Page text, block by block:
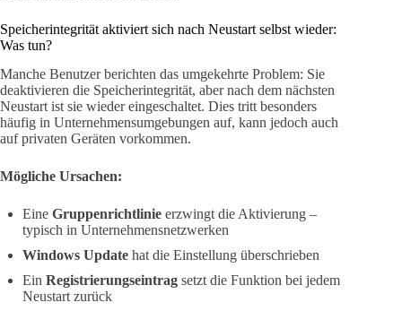
Speicherintegrität aktiviert sich nach Neustart selbst wieder:
Was tun?
Manche Benutzer berichten das umgekehrte Problem: Sie
deaktivieren die Speicherintegrität, aber nach dem nächsten
Neustart ist sie wieder eingeschaltet. Dies tritt besonders
häufig in Unternehmensumgebungen auf, kann jedoch auch
auf privaten Geräten vorkommen.
Mögliche Ursachen:
Eine Gruppenrichtlinie erzwingt die Aktivierung –
typisch in Unternehmensnetzwerken
Windows Update hat die Einstellung überschrieben
Ein Registrierungseintrag setzt die Funktion bei jedem
Neustart zurück